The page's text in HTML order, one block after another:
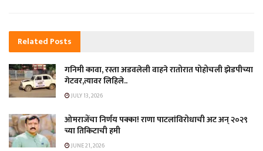
Related Posts
गनिमी कावा, रस्ता अडवलेली वाहने रातोरात पोहोचली झेडपीच्या
गेटवर,त्यावर लिहिले..
JULY 13, 2026
ओमराजेंचा निर्णय पक्का! राणा पाटलांविरोधाची अट अन् २०२९
च्या तिकिटाची हमी
JUNE 21, 2026